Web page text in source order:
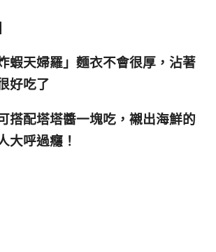
蝦天婦羅」麵衣不會很厚，沾著
好吃了
搭配塔塔醬一塊吃 ，襯出海鮮的
大呼過癮 ！